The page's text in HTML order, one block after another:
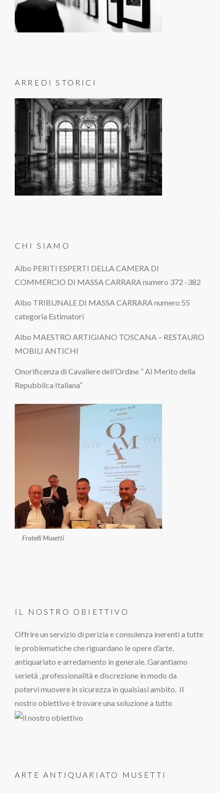
ARREDI STORICI
CHI SIAMO
Albo PERITI ESPERTI DELLA CAMERA DI
COMMERCIO DI MASSA CARRARA numero 372 -382
Albo TRIBUNALE DI MASSA CARRARA numero 55
categoria Estimatori
Albo MAESTRO ARTIGIANO TOSCANA – RESTAURO
MOBILI ANTICHI
Onorificenza di Cavaliere dell’Ordine ” Al Merito della
Repubblica Italiana”
Fratelli Musetti
IL NOSTRO OBIETTIVO
Offrire un servizio di perizia e consulenza inerenti a tutte
le problematiche che riguardano le opere d’arte,
antiquariato e arredamento in generale. Garantiamo
serietà , professionalità e discrezione in modo da
potervi muovere in sicurezza in qualsiasi ambito. Il
nostro obiettivo è trovare una soluzione a tutto
ARTE ANTIQUARIATO MUSETTI